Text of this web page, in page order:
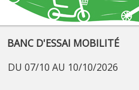
BANC D'ESSAI MOBILITÉ
DU 07/10 AU 10/10/2026